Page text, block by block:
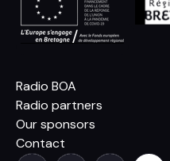
Radio BOA
Radio partners
Our sponsors
Contact